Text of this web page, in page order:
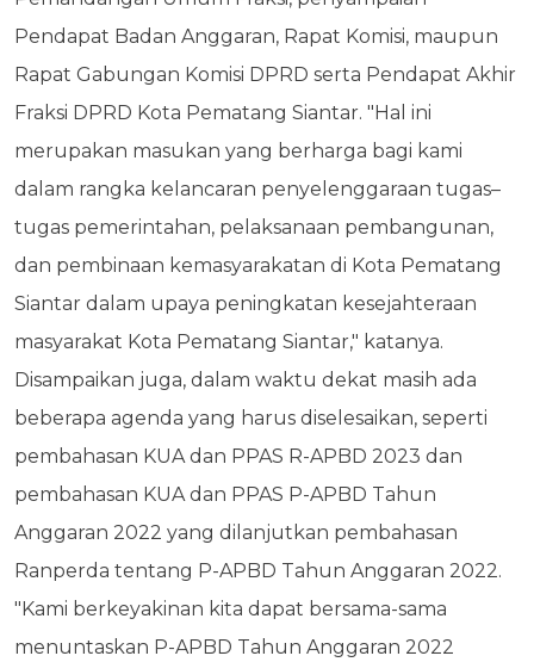
Pendapat Badan Anggaran, Rapat Komisi, maupun
Rapat Gabungan Komisi DPRD serta Pendapat Akhir
Fraksi DPRD Kota Pematang Siantar. "Hal ini
merupakan masukan yang berharga bagi kami
dalam rangka kelancaran penyelenggaraan tugas–
tugas pemerintahan, pelaksanaan pembangunan,
dan pembinaan kemasyarakatan di Kota Pematang
Siantar dalam upaya peningkatan kesejahteraan
masyarakat Kota Pematang Siantar," katanya.
Disampaikan juga, dalam waktu dekat masih ada
beberapa agenda yang harus diselesaikan, seperti
pembahasan KUA dan PPAS R-APBD 2023 dan
pembahasan KUA dan PPAS P-APBD Tahun
Anggaran 2022 yang dilanjutkan pembahasan
Ranperda tentang P-APBD Tahun Anggaran 2022.
"Kami berkeyakinan kita dapat bersama-sama
menuntaskan P-APBD Tahun Anggaran 2022